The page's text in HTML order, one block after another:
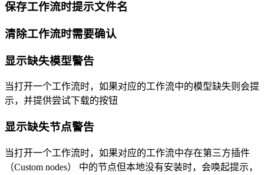
保存工作流时提示文件名
清除工作流时需要确认
显示缺失模型警告
当打开一个工作流时，如果对应的工作流中的模型缺失则会提
示，并提供尝试下载的按钮
显示缺失节点警告
当打开一个工作流时，如果对应的工作流中存在第三方插件
（Custom nodes） 中的节点但本地没有安装时，会唤起提示，